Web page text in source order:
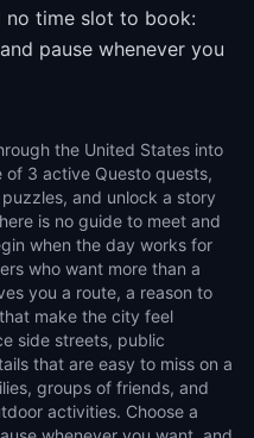
no time slot to book:
pause whenever you
the United States into
3 active Questo quests,
and unlock a story
is no guide to meet and
when the day works for
who want more than a
you a route, a reason to
make the city feel
side streets, public
that are easy to miss on a
groups of friends, and
activities. Choose a